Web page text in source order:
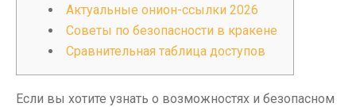
Актуальные онион-ссылки 2026
Советы по безопасности в кракене
Сравнительная таблица доступов
Если вы хотите узнать о возможностях и безопасном